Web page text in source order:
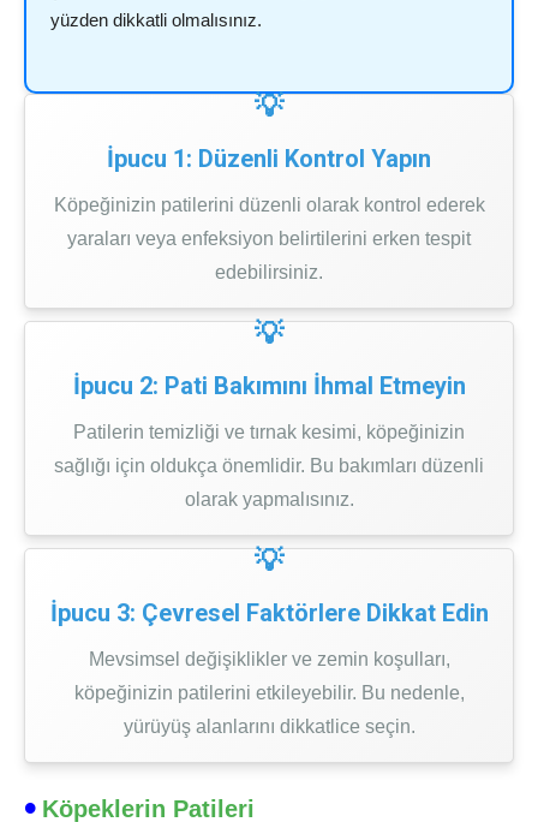
yüzden dikkatli olmalısınız.
İpucu 1: Düzenli Kontrol Yapın
Köpeğinizin patilerini düzenli olarak kontrol ederek
yaraları veya enfeksiyon belirtilerini erken tespit
edebilirsiniz.
İpucu 2: Pati Bakımını İhmal Etmeyin
Patilerin temizliği ve tırnak kesimi, köpeğinizin
sağlığı için oldukça önemlidir. Bu bakımları düzenli
olarak yapmalısınız.
İpucu 3: Çevresel Faktörlere Dikkat Edin
Mevsimsel değişiklikler ve zemin koşulları,
köpeğinizin patilerini etkileyebilir. Bu nedenle,
yürüyüş alanlarını dikkatlice seçin.
Köpeklerin Patileri